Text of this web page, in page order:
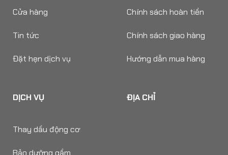
Cửa hàng
Tin tức
Đặt hẹn dịch vụ
Chính sách hoàn tiền
Chính sách giao hàng
Hướng dẫn mua hàng
DỊCH VỤ
Thay dầu động cơ
Bảo dưỡng gầm
ĐỊA CHỈ